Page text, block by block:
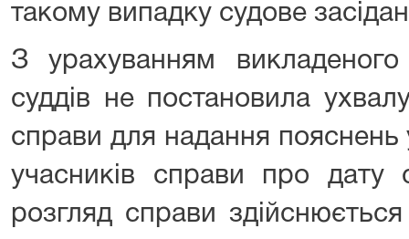
такому випадку судове
З урахуванням
суддів не постановила
справи для надання пояснень
учасників справи про дату
розгляд справи